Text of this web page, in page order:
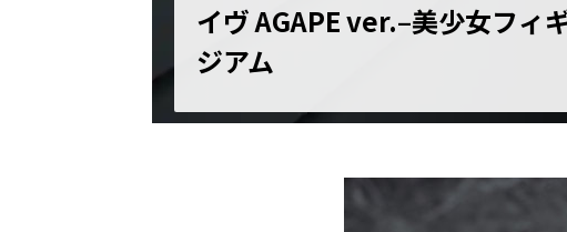
イヴ AGAPE ver.–美少女フィ
ジアム